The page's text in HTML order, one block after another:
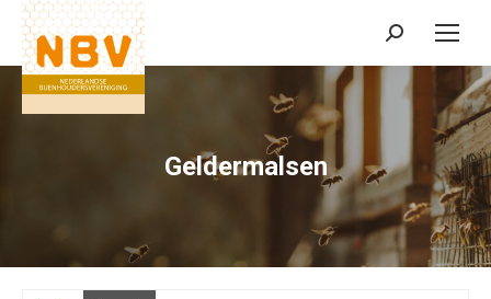
Zoeken:
Geldermalsen